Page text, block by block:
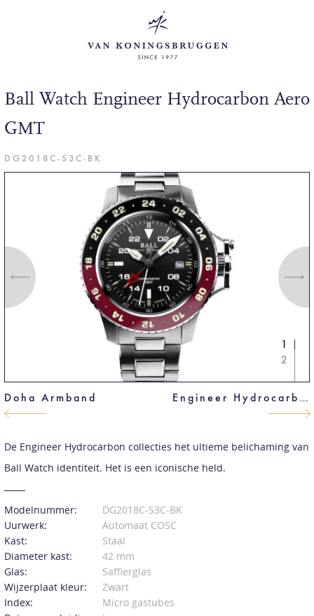
Ball Watch Engineer Hydrocarbon Aero
GMT
DG2018C-S3C-BK
1
2
Doha Armband Engineer Hydrocarbon DeepQUEST Ceramic
De Engineer Hydrocarbon collecties het ultieme belichaming van
Ball Watch identiteit. Het is een iconische held.
Modelnummer:
DG2018C-S3C-BK
Uurwerk:
Automaat COSC
Kast:
Staal
Diameter kast:
42 mm
Glas:
Saffierglas
Wijzerplaat kleur:
Zwart
Index:
Micro gastubes